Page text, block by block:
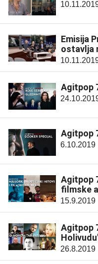
Emisija
ostavlja
Agitpop
Agitpop
6.10.2019
Agitpop
filmske
15.9.2019
Agitpop
26.8.2019